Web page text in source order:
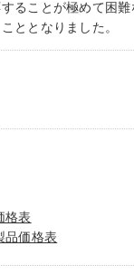
ることが極めて困
ととなりました。
格表
品価格表